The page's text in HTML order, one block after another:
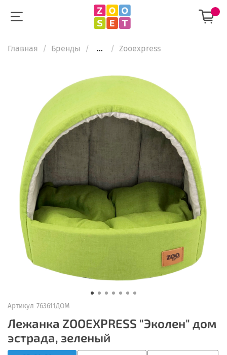
Главная Бренды ... Zooexpress
Артикул 763611ДОМ
Лежанка ZOOEXPRESS "Эколен" дом
эстрада, зеленый